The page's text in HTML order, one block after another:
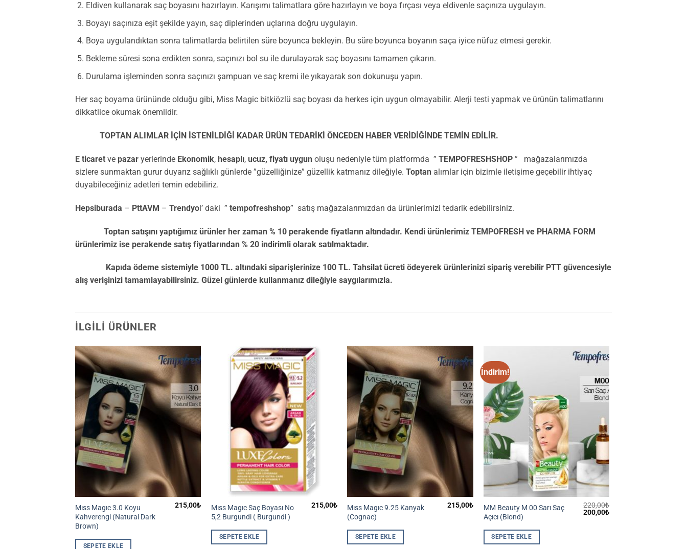
Eldiven kullanarak saç boyasını hazırlayın. Karışımı talimatlara göre hazırlayın ve boya fırçası veya eldivenle saçınıza uygulayın.
Boyayı saçınıza eşit şekilde yayın, saç diplerinden uçlarına doğru uygulayın.
Boya uygulandıktan sonra talimatlarda belirtilen süre boyunca bekleyin. Bu süre boyunca boyanın saça iyice nüfuz etmesi gerekir.
Bekleme süresi sona erdikten sonra, saçınızı bol su ile durulayarak saç boyasını tamamen çıkarın.
Durulama işleminden sonra saçınızı şampuan ve saç kremi ile yıkayarak son dokunuşu yapın.
Her saç boyama ürününde olduğu gibi, Miss Magic bitkiözlü saç boyası da herkes için uygun olmayabilir. Alerji testi yapmak ve ürünün talimatlarını
dikkatlice okumak önemlidir.
TOPTAN ALIMLAR İÇİN İSTENİLDİĞİ KADAR ÜRÜN TEDARİKİ ÖNCEDEN HABER VERİDİĞİNDE TEMİN EDİLİR.
E ticaret ve pazar yerlerinde Ekonomik, hesaplı, ucuz, fiyatı uygun oluşu nedeniyle tüm platformda ” TEMPOFRESHSHOP ” mağazalarımızda
sizlere sunmaktan gurur duyarız sağlıklı günlerde ”güzelliğinize” güzellik katmanız dileğiyle. Toptan alımlar için bizimle iletişime geçebilir ihtiyaç
duyabileceğiniz adetleri temin edebiliriz.
Hepsiburada – PttAVM – Trendyol’ daki ” tempofreshshop” satış mağazalarımızdan da ürünlerimizi tedarik edebilirsiniz.
Toptan satışını yaptığımız ürünler her zaman % 10 perakende fiyatların altındadır. Kendi ürünlerimiz TEMPOFRESH ve PHARMA FORM
ürünlerimiz ise perakende satış fiyatlarından % 20 indirimli olarak satılmaktadır.
Kapıda ödeme sistemiyle 1000 TL. altındaki siparişlerinize 100 TL. Tahsilat ücreti ödeyerek ürünlerinizi sipariş verebilir PTT güvencesiyle
alış verişinizi tamamlayabilirsiniz. Güzel günlerde kullanmanız dileğiyle saygılarımızla.
İLGILI ÜRÜNLER
Mıss Magıc 3.0 Koyu
Kahverengi (Natural Dark
Brown)
215,00₺
SEPETE EKLE
Mıss Magıc Saç Boyası No
5,2 Burgundi ( Burgundi )
215,00₺
SEPETE EKLE
Mıss Magıc 9.25 Kanyak
(Cognac)
215,00₺
SEPETE EKLE
İndirim!
MM Beauty M 00 Sarı Saç
Açıcı (Blond)
220,00₺
Orijinal
200,00₺Şu
SEPETE EKLE